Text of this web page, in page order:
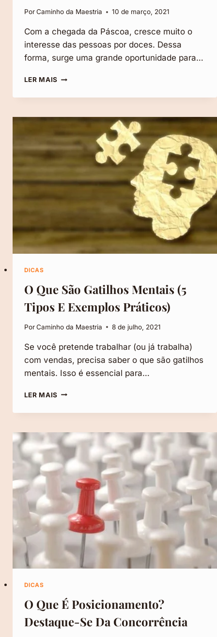
Por Caminho da Maestria 10 de março, 2021
Com a chegada da Páscoa, cresce muito o
interesse das pessoas por doces. Dessa
forma, surge uma grande oportunidade para…
LER MAISIDEIAS
VENDER
PÁSCOA:
COM
DOCES
DICAS
O Que São Gatilhos Mentais (5
Tipos E Exemplos Práticos)
Por Caminho da Maestria 8 de julho, 2021
Se você pretende trabalhar (ou já trabalha)
com vendas, precisa saber o que são gatilhos
mentais. Isso é essencial para…
LER MAISO
SÃO
MENTAIS
(5
TIPOS
E
EXEMPLOS
PRÁTICOS)
DICAS
O Que É Posicionamento?
Destaque-Se Da Concorrência